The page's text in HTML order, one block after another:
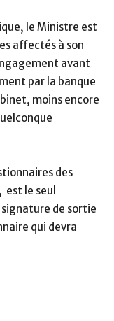
le Ministre est
affectés à son
avant
par la banque
moins encore
des
le seul
de sortie
qui devra